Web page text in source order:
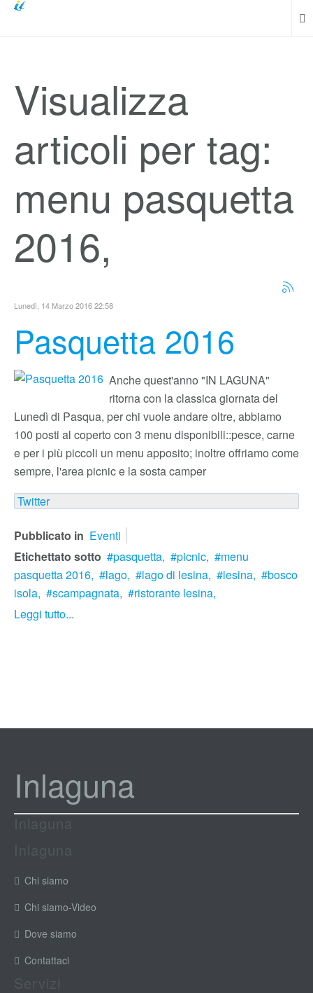
Visualizza
articoli per tag:
menu pasquetta
2016,
Lunedì, 14 Marzo 2016 22:58
Pasquetta 2016
Anche quest'anno "IN LAGUNA"
ritorna con la classica giornata del
Lunedì di Pasqua, per chi vuole andare oltre, abbiamo
100 posti al coperto con 3 menu disponibili::pesce, carne
e per i più piccoli un menu apposito; inoltre offriamo come
sempre, l'area picnic e la sosta camper
Twitter
Pubblicato in Eventi
Etichettato sotto
pasquetta, picnic,
menu
pasquetta 2016,
lago, lago di lesina, lesina,
bosco
isola,
scampagnata,
ristorante lesina,
Leggi tutto...
Inlaguna
Chi siamo
Chi siamo-Video
Dove siamo
Contattaci